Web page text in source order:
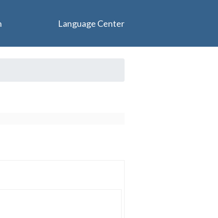
Language Center